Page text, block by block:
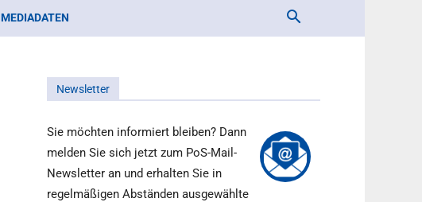
MEDIADATEN
Newsletter
Sie möchten informiert bleiben? Dann
melden Sie sich jetzt zum PoS-Mail-
Newsletter an und erhalten Sie in
regelmäßigen Abständen ausgewählte